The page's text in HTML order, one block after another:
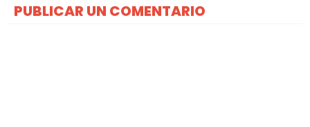
PUBLICAR UN COMENTARIO